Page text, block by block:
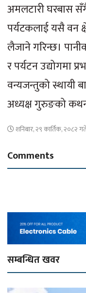
अमलटारी घरबास
पर्यटकलाई यसै वन
लैजाने गरिन्छ।
र पर्यटन उद्योगमा
वन्यजन्तुको स्थायी
अध्यक्ष गुरुङको
शनिबार, २९ कार्तिक, २०८२
Comments
सम्बन्धित खवर